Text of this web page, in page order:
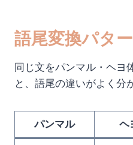
語尾変換パタ
同じ文をパンマル・ヘヨ
と、語尾の違いがよく分
パンマル ヘ